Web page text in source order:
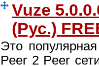
Vuze
(Рус.)
Это
Peer 2 Peer